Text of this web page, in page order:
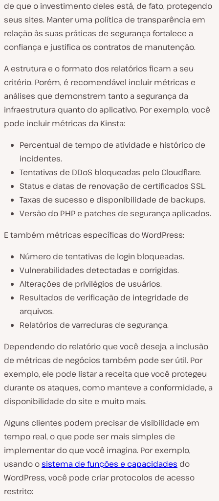
de que o investimento deles está, de fato, protegendo
seus sites. Manter uma política de transparência em
relação às suas práticas de segurança fortalece a
confiança e justifica os contratos de manutenção.
A estrutura e o formato dos relatórios ficam a seu
critério. Porém, é recomendável incluir métricas e
análises que demonstrem tanto a segurança da
infraestrutura quanto do aplicativo. Por exemplo, você
pode incluir métricas da Kinsta:
Percentual de tempo de atividade e histórico de
incidentes.
Tentativas de DDoS bloqueadas pelo Cloudflare.
Status e datas de renovação de certificados SSL.
Taxas de sucesso e disponibilidade de backups.
Versão do PHP e patches de segurança aplicados.
E também métricas específicas do WordPress:
Número de tentativas de login bloqueadas.
Vulnerabilidades detectadas e corrigidas.
Alterações de privilégios de usuários.
Resultados de verificação de integridade de
arquivos.
Relatórios de varreduras de segurança.
Dependendo do relatório que você deseja, a inclusão
de métricas de negócios também pode ser útil. Por
exemplo, ele pode listar a receita que você protegeu
durante os ataques, como manteve a conformidade, a
disponibilidade do site e muito mais.
Alguns clientes podem precisar de visibilidade em
tempo real, o que pode ser mais simples de
implementar do que você imagina. Por exemplo,
usando osistema de funções e capacidades do
WordPress, você pode criar protocolos de acesso
restrito: